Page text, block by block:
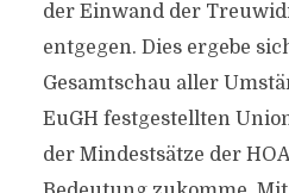
der Einwand der
entgegen. Dies ergebe
Gesamtschau aller
EuGH festgestellten
der Mindestsätze der